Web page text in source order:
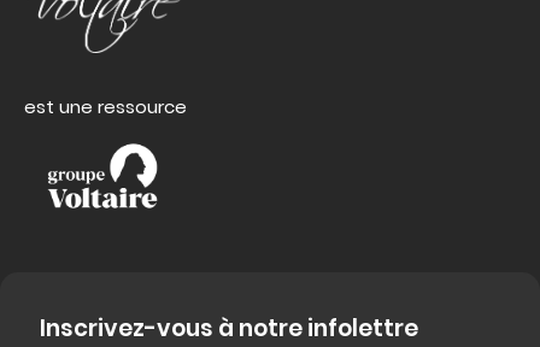
est une ressource
Inscrivez-vous à notre infolettre